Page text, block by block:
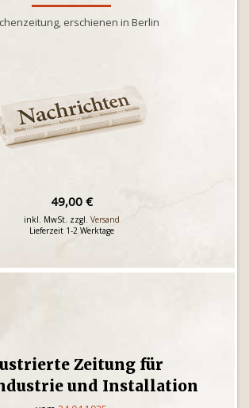
erschienen in Berlin
49,00 €
inkl. MwSt. zzgl. Versand
Lieferzeit 1-2 Werktage
Zeitung für
und Installation